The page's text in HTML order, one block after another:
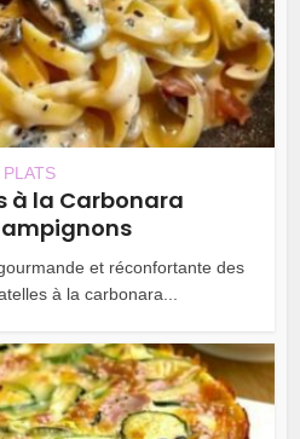
PLATS
à la Carbonara
et réconfortante des
à la carbonara...